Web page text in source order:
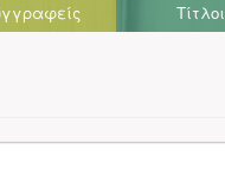
Τίτλοι